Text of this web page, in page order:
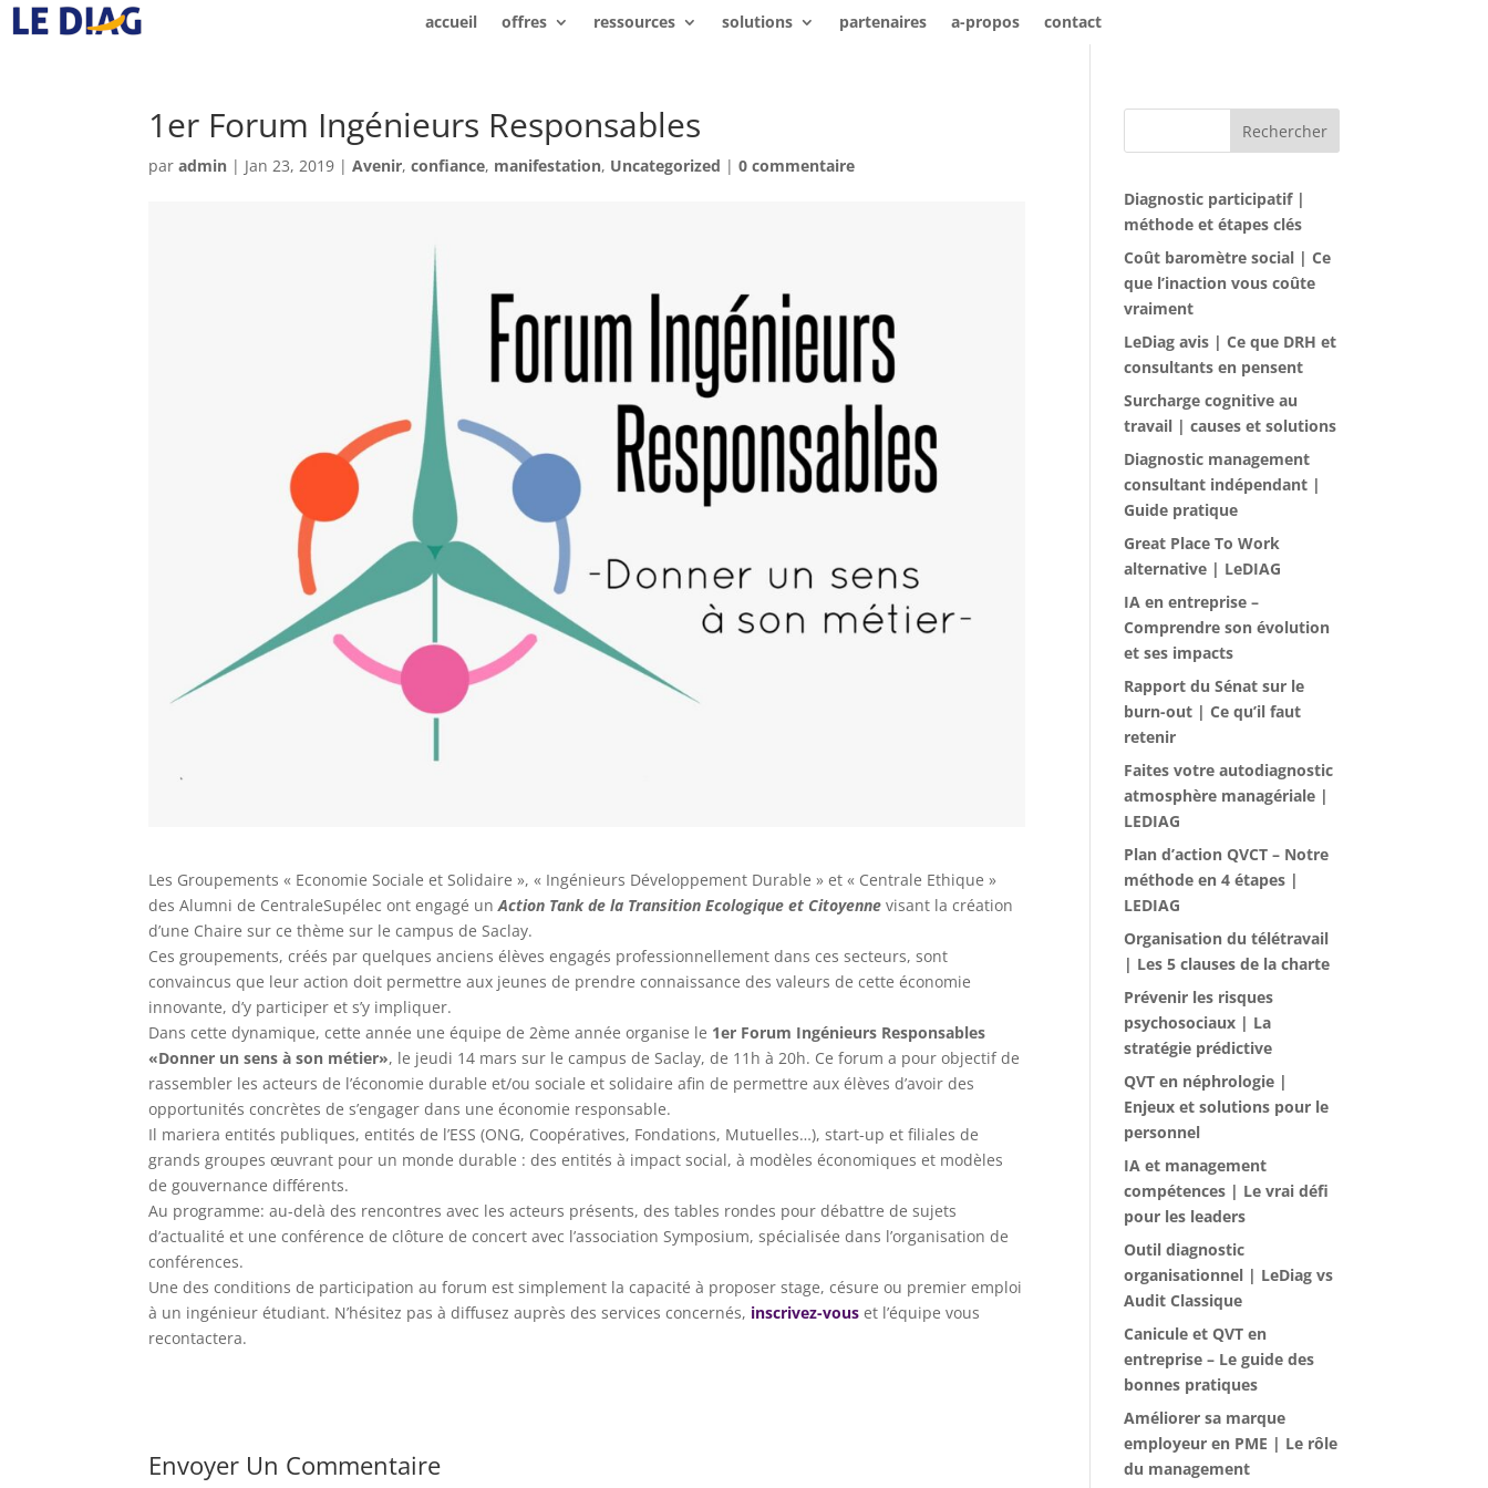
accueil offres ressources solutions partenaires a-propos contact
1er Forum Ingénieurs Responsables
paradmin | Jan 23, 2019 |Avenir,confiance, manifestation, Uncategorized |0 commentaire
Les Groupements « Economie Sociale et Solidaire », « Ingénieurs Développement Durable » et « Centrale Ethique »
des Alumni de CentraleSupélec ont engagé unAction Tank de la Transition Ecologique et Citoyenne visant la création
d’une Chaire sur ce thème sur le campus de Saclay.
Ces groupements, créés par quelques anciens élèves engagés professionnellement dans ces secteurs, sont
convaincus que leur action doit permettre aux jeunes de prendre connaissance des valeurs de cette économie
innovante, d’y participer et s’y impliquer.
Dans cette dynamique, cette année une équipe de 2ème année organise le 1er Forum Ingénieurs Responsables
«Donner un sens à son métier», le jeudi 14 mars sur le campus de Saclay, de 11h à 20h. Ce forum a pour objectif de
rassembler les acteurs de l’économie durable et/ou sociale et solidaire afin de permettre aux élèves d’avoir des
opportunités concrètes de s’engager dans une économie responsable.
Il mariera entités publiques, entités de l’ESS (ONG, Coopératives, Fondations, Mutuelles…), start-up et filiales de
grands groupes œuvrant pour un monde durable : des entités à impact social, à modèles économiques et modèles
de gouvernance différents.
Au programme: au-delà des rencontres avec les acteurs présents, des tables rondes pour débattre de sujets
d’actualité et une conférence de clôture de concert avec l’association Symposium, spécialisée dans l’organisation de
conférences.
Une des conditions de participation au forum est simplement la capacité à proposer stage, césure ou premier emploi
à un ingénieur étudiant. N’hésitez pas à diffusez auprès des services concernés, inscrivez-vous et l’équipe vous
recontactera.
Envoyer Un Commentaire
Rechercher
Diagnostic participatif |
méthode et étapes clés
Coût baromètre social | Ce
que l’inaction vous coûte
vraiment
LeDiag avis | Ce que DRH et
consultants en pensent
Surcharge cognitive au
travail | causes et solutions
Diagnostic management
consultant indépendant |
Guide pratique
Great Place To Work
alternative | LeDIAG
IA en entreprise –
Comprendre son évolution
et ses impacts
Rapport du Sénat sur le
burn-out | Ce qu’il faut
retenir
Faites votre autodiagnostic
atmosphère managériale |
LEDIAG
Plan d’action QVCT – Notre
méthode en 4 étapes |
LEDIAG
Organisation du télétravail
| Les 5 clauses de la charte
Prévenir les risques
psychosociaux | La
stratégie prédictive
QVT en néphrologie |
Enjeux et solutions pour le
personnel
IA et management
compétences | Le vrai défi
pour les leaders
Outil diagnostic
organisationnel | LeDiag vs
Audit Classique
Canicule et QVT en
entreprise – Le guide des
bonnes pratiques
Améliorer sa marque
employeur en PME | Le rôle
du management